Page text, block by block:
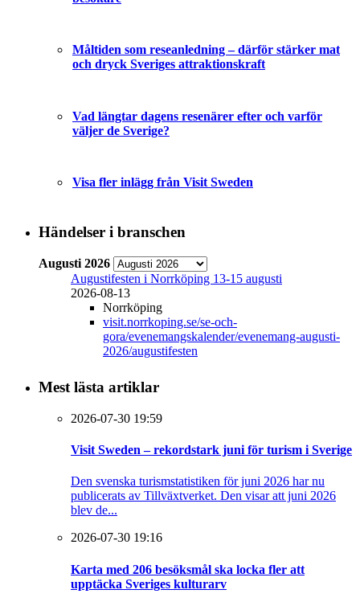
Måltiden som reseanledning – därför stärker mat
och dryck Sveriges attraktionskraft
Vad längtar dagens resenärer efter och varför
väljer de Sverige?
Visa fler inlägg från Visit Sweden
Händelser i branschen
Augusti 2026
Augustifesten i Norrköping 13-15 augusti
2026-08-13
Norrköping
visit.norrkoping.se/se-och-
gora/evenemangskalender/evenemang-augusti-
2026/augustifesten
Mest lästa artiklar
2026-07-30 19:59
Visit Sweden – rekordstark juni för turism i Sverige
Den svenska turismstatistiken för juni 2026 har nu
publicerats av Tillväxtverket. Den visar att juni 2026
blev de...
2026-07-30 19:16
Karta med 206 besöksmål ska locka fler att
upptäcka Sveriges kulturarv